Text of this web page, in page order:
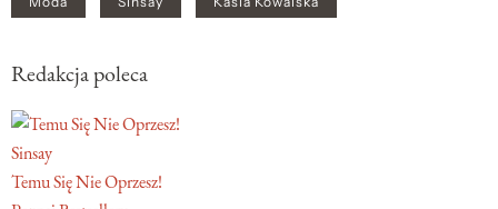
Redakcja poleca
Sinsay
Temu Się Nie Oprzesz!